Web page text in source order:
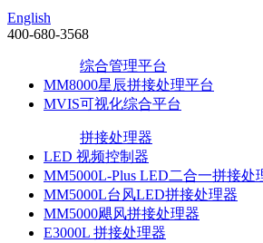
English
400-680-3568
综合管理平台
MM8000星辰拼接处理平台
MVIS可视化综合平台
拼接处理器
LED 视频控制器
MM5000L-Plus LED二合一拼接处
MM5000L台风LED拼接处理器
MM5000飓风拼接处理器
E3000L 拼接处理器